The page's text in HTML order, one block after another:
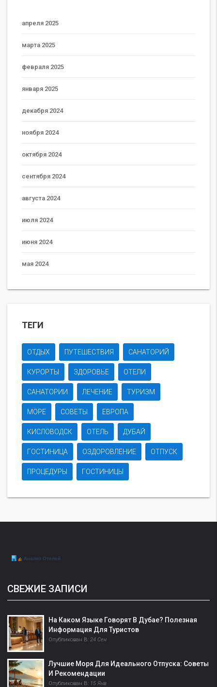
апреля 2025
марта 2025
февраля 2025
января 2025
декабря 2024
ноября 2024
октября 2024
сентября 2024
августа 2024
июля 2024
июня 2024
мая 2024
ТЕГИ
ОТДЫХ ПУТЕШЕСТВИЯ САНАТОРИЙ
КУРОРТЫ ЗДОРОВЬЕ ОТЕЛИ
САНАТОРИИ ЛЕЧЕНИЕ ТУРИЗМ
МОРЕ СОВЕТЫ ЕВРОПА
КИСЛОВОДСК ОТЕЛЬ ДУБАЙ
ГОСТИНИЦА ОЗДОРОВЛЕНИЕ ОТПУСК
ПРОЦЕДУРЫ ГОСТИНИЦЫ
СВЕЖИЕ ЗАПИСИ
На Каком Языке Говорят В Дубае? Полезная
Информация Для Туристов
Опубликован В: 24 Сен
Лучшие Моря Для Идеального Отпуска: Советы
И Рекомендации
Опубликован В: 15 Янв